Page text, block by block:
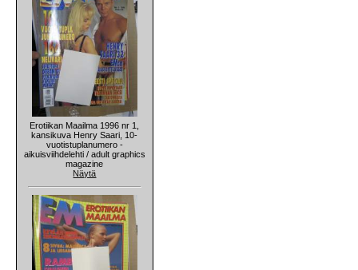
Erotiikan Maailma 1996 nr 1,
kansikuva Henry Saari, 10-
vuotistuplanumero -
aikuisviihdelehti / adult graphics
magazine
Näytä